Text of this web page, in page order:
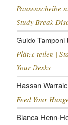
Pausenscheibe
Study Break
Guido Tamponi
Plätze teilen |
Your Desks
Hassan
Feed Your
Bianca Henn-